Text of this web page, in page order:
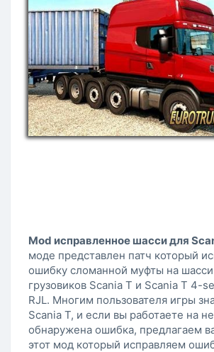
Mod исправленное шасси для
моде представлен патч который
ошибку сломанной муфты на
грузовиков Scania T и Scania T 4-
RJL. Многим пользователя игры
Scania T, и если вы работаете на
обнаружена ошибка, предлагаем
этот мод который исправляем